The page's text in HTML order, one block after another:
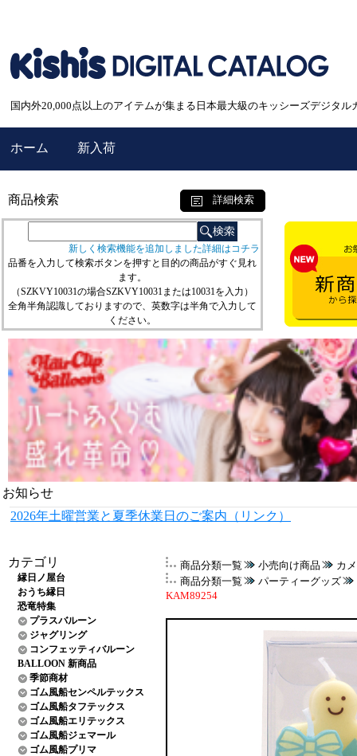
国内外20,000点以上のアイテムが集まる日本最大級のキッシーズデジタル
ホーム 新入荷
商品検索 詳細検索
新しく検索機能を追加しました詳細はコチラ
品番を入力して検索ボタンを押すと目的の商品がすぐ見れ
ます。
（SZKVY10031の場合SZKVY10031または10031を入力）
全角半角認識しておりますので、英数字は半角で入力して
ください。
お知らせ
2026年土曜営業と夏季休業日のご案内（リンク）
カテゴリ
縁日ノ屋台
おうち縁日
恐竜特集
プラスバルーン
ジャグリング
コンフェッティバルーン
BALLOON 新商品
季節商材
ゴム風船センペルテックス
ゴム風船タフテックス
ゴム風船エリテックス
ゴム風船ジェマール
ゴム風船プリマ
商品分類一覧 小売向け商品
カ
商品分類一覧
パーティーグッズ
KAM89254